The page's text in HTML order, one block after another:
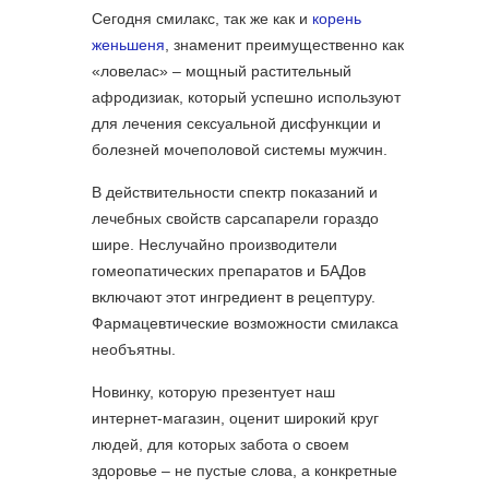
Сегодня смилакс, так же как и корень
женьшеня , знаменит преимущественно как
«ловелас» – мощный растительный
афродизиак, который успешно используют
для лечения сексуальной дисфункции и
болезней мочеполовой системы мужчин.
В действительности спектр показаний и
лечебных свойств сарсапарели гораздо
шире. Неслучайно производители
гомеопатических препаратов и БАДов
включают этот ингредиент в рецептуру.
Фармацевтические возможности смилакса
необъятны.
Новинку, которую презентует наш
интернет-магазин, оценит широкий круг
людей, для которых забота о своем
здоровье – не пустые слова, а конкретные